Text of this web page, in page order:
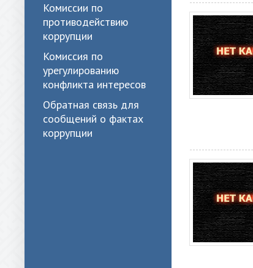
Комиссии по
противодействию
коррупции
Комиссия по
урегулированию
конфликта интересов
Обратная связь для
сообщений о фактах
коррупции